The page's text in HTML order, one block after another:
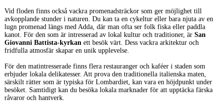
Vid floden finns också vackra promenadsträckor som ger möjlighet till
avkopplande stunder i naturen. Du kan ta en cykeltur eller bara njuta av en
lugn promenad längs med Adda, där man ofta ser folk fiska eller paddla
kanot. För den som är intresserad av lokal kultur och traditioner, är San
Giovanni Battista-kyrkanett besök värt. Dess vackra arkitektur och
fridfulla atmosfär skapar en unik upplevelse.
För den matintresserade finns flera restauranger och kaféer i staden som
erbjuder lokala delikatesser. Att prova den traditionella italienska maten,
särskilt rätter som är typiska för Lombardiet, kan vara en höjdpunkt under
besöket. Samtidigt kan du besöka lokala marknader för att upptäcka färska
råvaror och hantverk.